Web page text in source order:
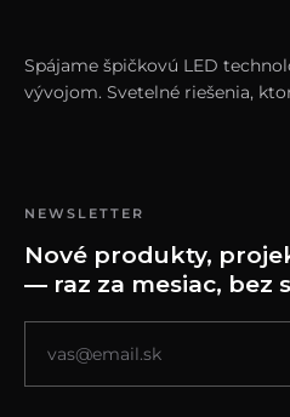
Spájame špičkovú LED
vývojom. Svetelné riešenia,
NEWSLETTER
Nové produkty,
— raz za mesiac, bez